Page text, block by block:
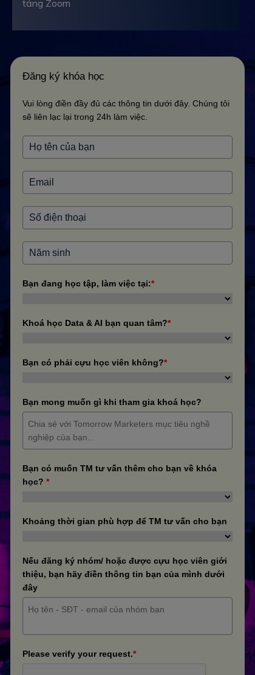
tảng Zoom
Đăng ký khóa học
Vui lòng điền đầy đủ các thông tin dưới đây. Chúng tôi
sẽ liên lạc lại trong 24h làm việc.
Bạn đang học tập, làm việc tại:*
Khoá học Data & AI bạn quan tâm?*
Bạn có phải cựu học viên không?*
Bạn mong muốn gì khi tham gia khoá học?
Bạn có muốn TM tư vấn thêm cho bạn về khóa
học? *
Khoảng thời gian phù hợp để TM tư vấn cho bạn
Nếu đăng ký nhóm/ hoặc được cựu học viên giới
thiệu, bạn hãy điền thông tin bạn của mình dưới
đây
Please verify your request.*